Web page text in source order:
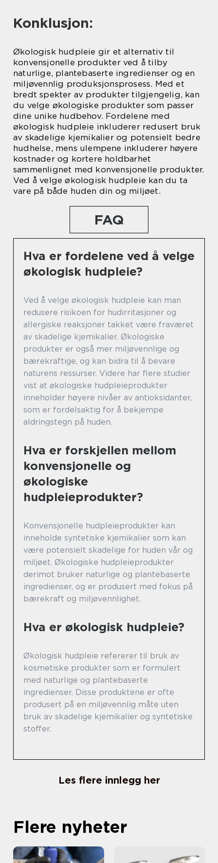
Konklusjon:
Økologisk hudpleie gir et alternativ til
konvensjonelle produkter ved å tilby
naturlige, plantebaserte ingredienser og en
miljøvennlig produksjonsprosess. Med et
bredt spekter av produkter tilgjengelig, kan
du velge økologiske produkter som passer
dine unike hudbehov. Fordelene med
økologisk hudpleie inkluderer redusert bruk
av skadelige kjemikalier og potensielt bedre
hudhelse, mens ulempene inkluderer høyere
kostnader og kortere holdbarhet
sammenlignet med konvensjonelle produkter.
Ved å velge økologisk hudpleie kan du ta
vare på både huden din og miljøet.
FAQ
Hva er fordelene ved å velge
økologisk hudpleie?
Ved å velge økologisk hudpleie kan man
redusere risikoen for hudirritasjoner og
allergiske reaksjoner takket være fraværet
av skadelige kjemikalier. Økologiske
produkter er også mer miljøvennlige og
bærekraftige, og kan bidra til å bevare
naturens ressurser. Videre har flere studier
vist at økologiske hudpleieprodukter
inneholder høyere nivåer av antioksidanter,
som er fordelsaktig for å bekjempe
aldringstegn på huden.
Hva er forskjellen mellom
konvensjonelle og
økologiske
hudpleieprodukter?
Konvensjonelle hudpleieprodukter kan
inneholde syntetiske kjemikalier som kan
være potensielt skadelige for huden vår og
miljøet. Økologiske hudpleieprodukter
derimot bruker naturlige og plantebaserte
ingredienser, og er produsert med fokus på
bærekraft og miljøvennlighet.
Hva er økologisk hudpleie?
Økologisk hudpleie refererer til bruk av
kosmetiske produkter som er formulert
med naturlige og plantebaserte
ingredienser. Disse produktene er ofte
produsert på en miljøvennlig måte uten
bruk av skadelige kjemikalier og syntetiske
stoffer.
Les flere innlegg her
Flere nyheter